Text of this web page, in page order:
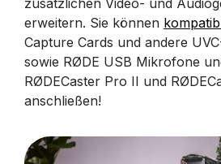
zusätzlichen Video- und
erweitern. Sie können
Capture Cards und andere
sowie RØDE USB Mikrofone
RØDECaster Pro II und
anschließen!